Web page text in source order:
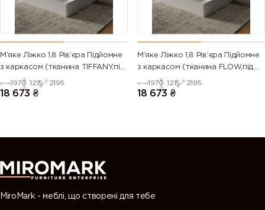
М’яке Ліжко 1,8 Рів’єра Підйомне
з каркасом (тканина TIFFANY,під
замовлення)
1970 1215 2195
18 673 ₴
М’яке Ліжко 1,8 Рів’єра Підйомне
з каркасом (тканина FLOW,під
замовлення)
1970 1215 2195
18 673 ₴
MiroMark - меблі, що створені для тебе